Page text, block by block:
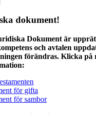
dokument!
Dokument är
och avtalen
förändras. Klicka på
för gifta
för sambor